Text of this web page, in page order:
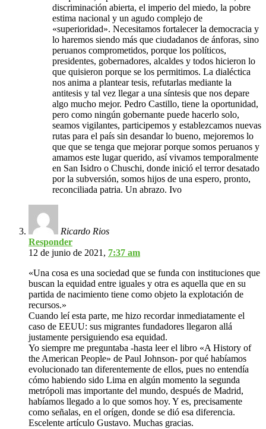
discriminación abierta, el imperio del miedo, la pobre
estima nacional y un agudo complejo de
«superioridad». Necesitamos fortalecer la democracia y
lo haremos siendo más que ciudadanos de ánforas, sino
peruanos comprometidos, porque los políticos,
presidentes, gobernadores, alcaldes y todos hicieron lo
que quisieron porque se los permitimos. La dialéctica
nos anima a plantear tesis, refutarlas mediante la
antitesis y tal vez llegar a una síntesis que nos depare
algo mucho mejor. Pedro Castillo, tiene la oportunidad,
pero como ningún gobernante puede hacerlo solo,
seamos vigilantes, participemos y establezcamos nuevas
rutas para el país sin desandar lo bueno, mejoremos lo
que que se tenga que mejorar porque somos peruanos y
amamos este lugar querido, así vivamos temporalmente
en San Isidro o Chuschi, donde inició el terror desatado
por la subversión, somos hijos de una espero, pronto,
reconciliada patria. Un abrazo. Ivo
Ricardo Rios
Responder
12 de junio de 2021, 7:37 am
«Una cosa es una sociedad que se funda con instituciones que
buscan la equidad entre iguales y otra es aquella que en su
partida de nacimiento tiene como objeto la explotación de
recursos.»
Cuando leí esta parte, me hizo recordar inmediatamente el
caso de EEUU: sus migrantes fundadores llegaron allá
justamente persiguiendo esa equidad.
Yo siempre me preguntaba -hasta leer el libro «A History of
the American People» de Paul Johnson- por qué habíamos
evolucionado tan diferentemente de ellos, pues no entendía
cómo habiendo sido Lima en algún momento la segunda
metrópoli mas importante del mundo, después de Madrid,
habíamos llegado a lo que somos hoy. Y es, precisamente
como señalas, en el orígen, donde se dió esa diferencia.
Escelente artículo Gustavo. Muchas gracias.